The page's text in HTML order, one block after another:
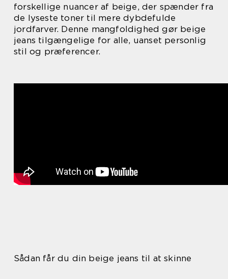
forskellige nuancer af beige, der spænder fra
de lyseste toner til mere dybdefulde
jordfarver. Denne mangfoldighed gør beige
jeans tilgængelige for alle, uanset personlig
stil og præferencer.
Sådan får du din beige jeans til at skinne